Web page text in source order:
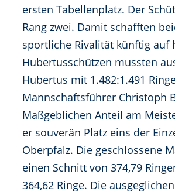
ersten Tabellenplatz. Der
Rang zwei. Damit schafften
sportliche Rivalität künftig auf
Hubertusschützen mussten
Hubertus mit 1.482:1.491
Mannschaftsführer Christoph
Maßgeblichen Anteil am
er souverän Platz eins der
Oberpfalz. Die geschlossene
einen Schnitt von 374,79
364,62 Ringe. Die